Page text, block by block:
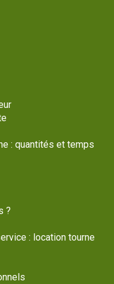
: quantités et temps
?
: location tourne